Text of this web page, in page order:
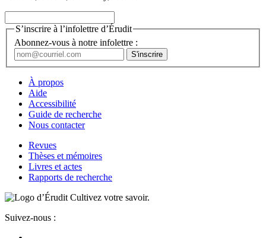
S’inscrire à l’infolettre d’Érudit
Abonnez-vous à notre infolettre :
À propos
Aide
Accessibilité
Guide de recherche
Nous contacter
Revues
Thèses et mémoires
Livres et actes
Rapports de recherche
Cultivez votre savoir.
Suivez-nous :